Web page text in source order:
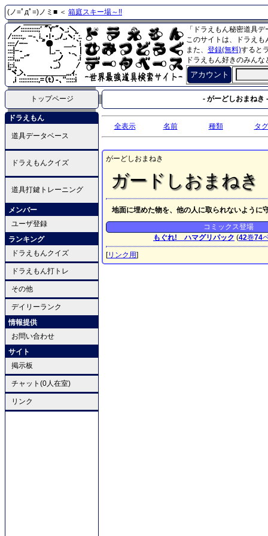
(ノ=ﾟдﾟ=)ノミ■ ＜ 箱庭スキー場～!!
「ドラえもん秘密道具
このサイトは、ドラえ
また、 登録(無料)すると
ドラえもん好きのみん
アカウント
トップページ - がーどしおまねき -
ドラえもん
道具データベース
ドラえもんクイズ
道具打鍵トレーニング
メンバー
ユーザ登録
ランキング
ドラえもんクイズ
ドラえもん打トレ
その他
デイリーランク
情報提供
お問い合わせ
サイト
掲示板
チャット(0人在室)
リンク
全表示 名前 種類 タグ
がーどしおまねき
ガードしおまねき
地面に埋めた物を、他の人に取られないように
コミックス登場
もぐれ! ハマグリパック (42巻74
[リンク用]